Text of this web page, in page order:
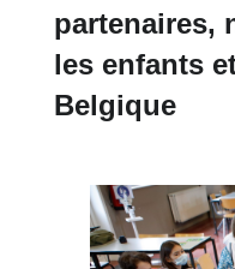
partenaires,
les enfants
Belgique